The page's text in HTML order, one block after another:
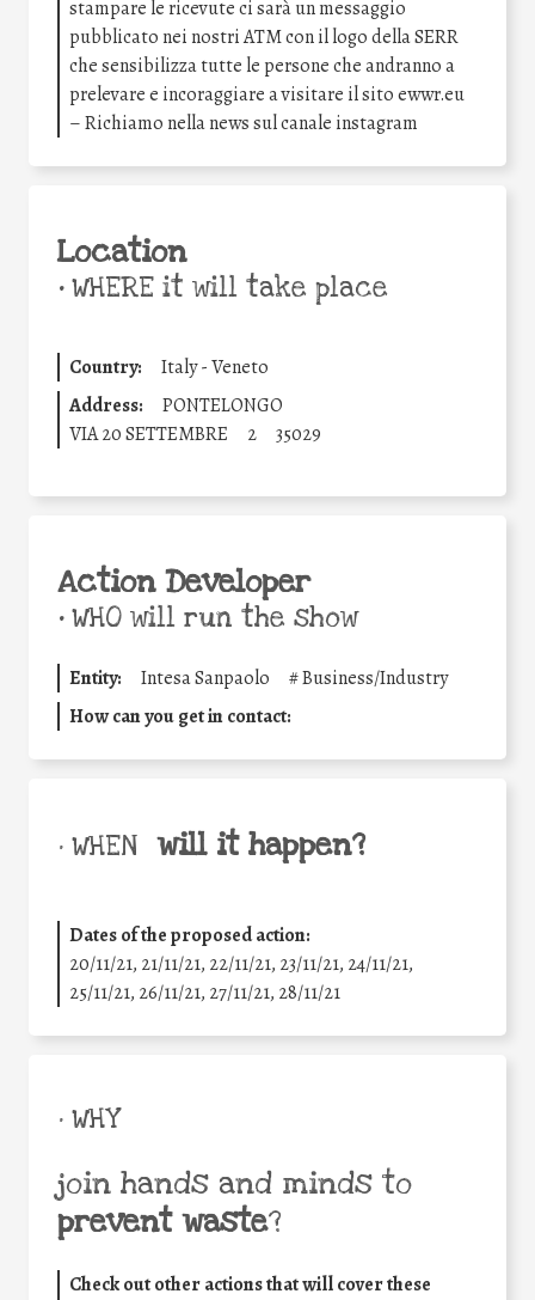
stampare le ricevute ci sarà un messaggio
pubblicato nei nostri ATM con il logo della SERR
che sensibilizza tutte le persone che andranno a
prelevare e incoraggiare a visitare il sito ewwr.eu
– Richiamo nella news sul canale instagram
Location
•WHERE it will take place
Country:
Italy - Veneto
Address:
PONTELONGO
VIA 20 SETTEMBRE
2 35029
Action Developer
•WHO will run the show
Entity: Intesa Sanpaolo #Business/Industry
How can you get in contact:
• WHEN will it happen?
Dates of the proposed action:
20/11/21, 21/11/21, 22/11/21, 23/11/21, 24/11/21,
25/11/21, 26/11/21, 27/11/21, 28/11/21
• WHY
join hands and minds to
prevent waste?
Check out other actions that will cover these